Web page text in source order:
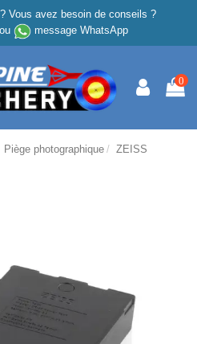
Vous avez besoin de conseils ?
message WhatsApp
0
Piège photographique
ZEISS